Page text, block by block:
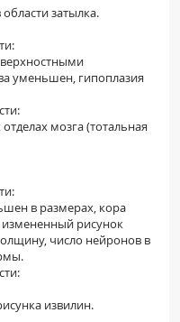
затылка.
уменьшен, гипоплазия
мозга (тотальная
в размерах, кора
рисунок
число нейронов в
извилин.